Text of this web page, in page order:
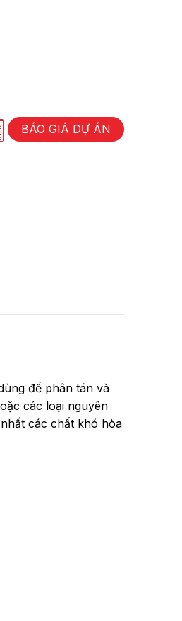
BÁO GIÁ DỰ ÁN
để phân tán và
các loại nguyên
các chất khó hòa